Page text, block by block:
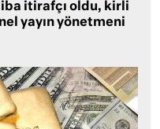
itirafçı oldu, kirli
yayın yönetmeni